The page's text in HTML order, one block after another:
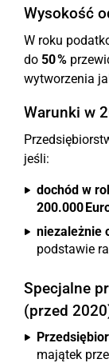
Wysokość
W roku
do 50 %
wytworzenia
Warunki w
jeśli:
dochód w
200.000
niezależnie
podstawie
Specjalne
(przed
majątek